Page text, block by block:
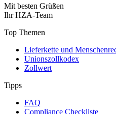
Mit besten Grüßen
Ihr HZA-Team
Top Themen
Lieferkette und
Unionszollkodex
Zollwert
Tipps
FAQ
Compliance Checkliste